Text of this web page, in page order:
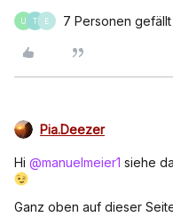
T E 7 Personen gefällt
Pia.Deezer
Hi @manuelmeier1 siehe
Ganz oben auf dieser